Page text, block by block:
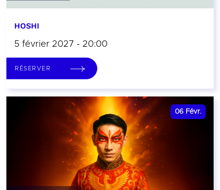
HOSHI
5 février 2027 - 20:00
RÉSERVER
06 Févr.